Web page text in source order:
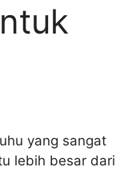
yang sangat
lebih besar dari